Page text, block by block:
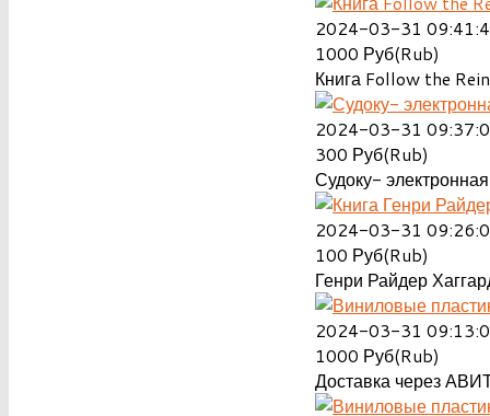
2024-03-31
1000 Руб(Rub)
Книга Follow the
2024-03-31
300 Руб(Rub)
Судоку-
2024-03-31
100 Руб(Rub)
Генри Райдер
2024-03-31
1000 Руб(Rub)
Доставка через